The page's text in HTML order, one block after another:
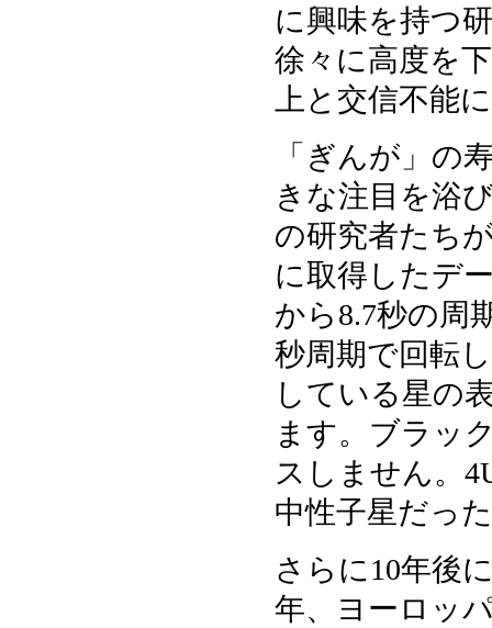
に興味を持つ
徐々に高度を
上と交信不能
「ぎんが」の
きな注目を浴
の研究者たち
に取得したデ
から8.7秒の周
秒周期で回転
している星の
ます。ブラッ
スしません。
中性子星だっ
さらに10年後
年、ヨーロッ